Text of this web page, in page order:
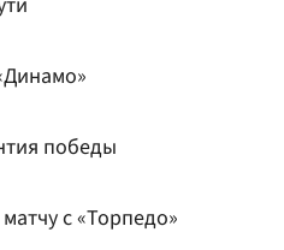
победы
с «Торпедо»